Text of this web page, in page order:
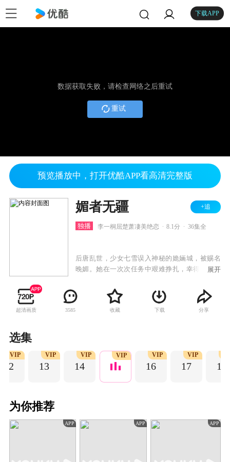
下载APP
数据获取失败，请检查网络之后重试
重试
预览播放中，打开优酷APP看高清完整版
媚者无疆 +追
独播 李一桐屈楚萧凄美绝恋 8.1分 36集全
后唐乱世，少女七雪误入神秘的姽婳城，被赐名
晚媚。她在一次次任务中艰难挣扎，幸得身世成
晚媚涅槃重生，成为新任城主，而这一切尽在公
子的算计之中……
展开
超清画质 3585 收藏 下载 分享
选集
12
VIP
13
VIP
14
VIP VIP
16
VIP
17
VIP
18
为你推荐
APP APP APP